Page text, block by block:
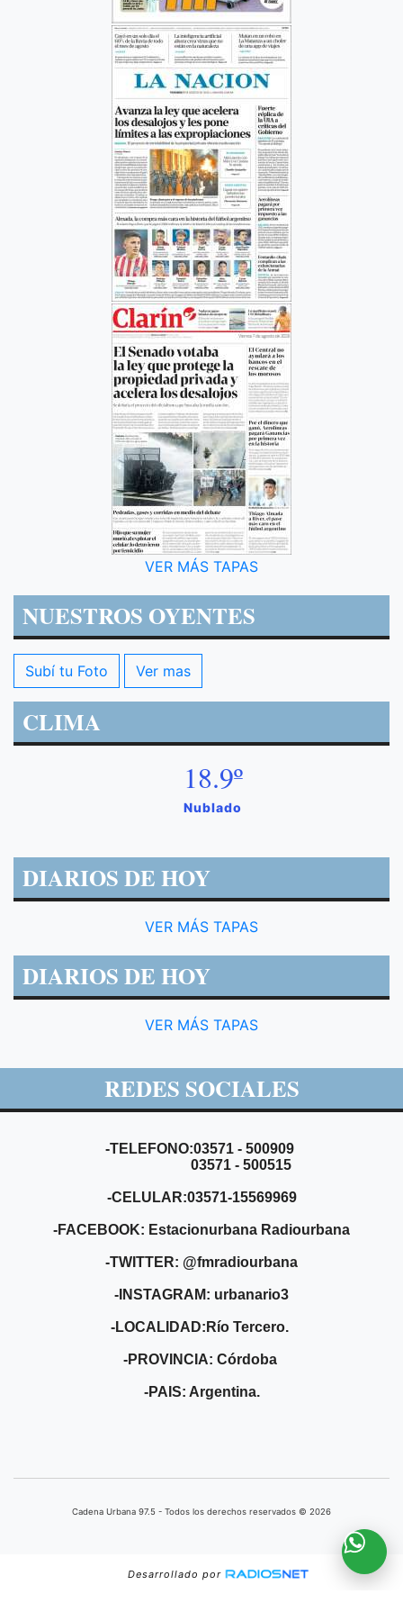
VER MÁS TAPAS
NUESTROS OYENTES
Subí tu Foto Ver mas
CLIMA
18.9º
Nublado
DIARIOS DE HOY
VER MÁS TAPAS
DIARIOS DE HOY
VER MÁS TAPAS
REDES SOCIALES
-TELEFONO:03571 - 500909
03571 - 500515
-CELULAR:03571-15569969
-FACEBOOK: Estacionurbana Radiourbana
-TWITTER: @fmradiourbana
-INSTAGRAM: urbanario3
-LOCALIDAD:Río Tercero.
-PROVINCIA: Córdoba
-PAIS: Argentina.
Cadena Urbana ​97.5 - Todos los derechos reservados © 2026
Desarrollado por